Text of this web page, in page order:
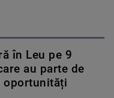
în Leu pe 9
au parte de
oportunități